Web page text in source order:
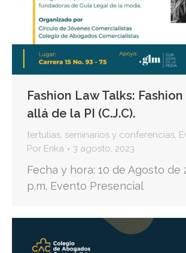
Fashion Law Talks:
allá de la PI (C.J.C).
tertulias, seminarios y conferencias,
Por Erika 3 agosto, 2023
Fecha y hora: 10 de Agosto de
p.m. Evento Presencial